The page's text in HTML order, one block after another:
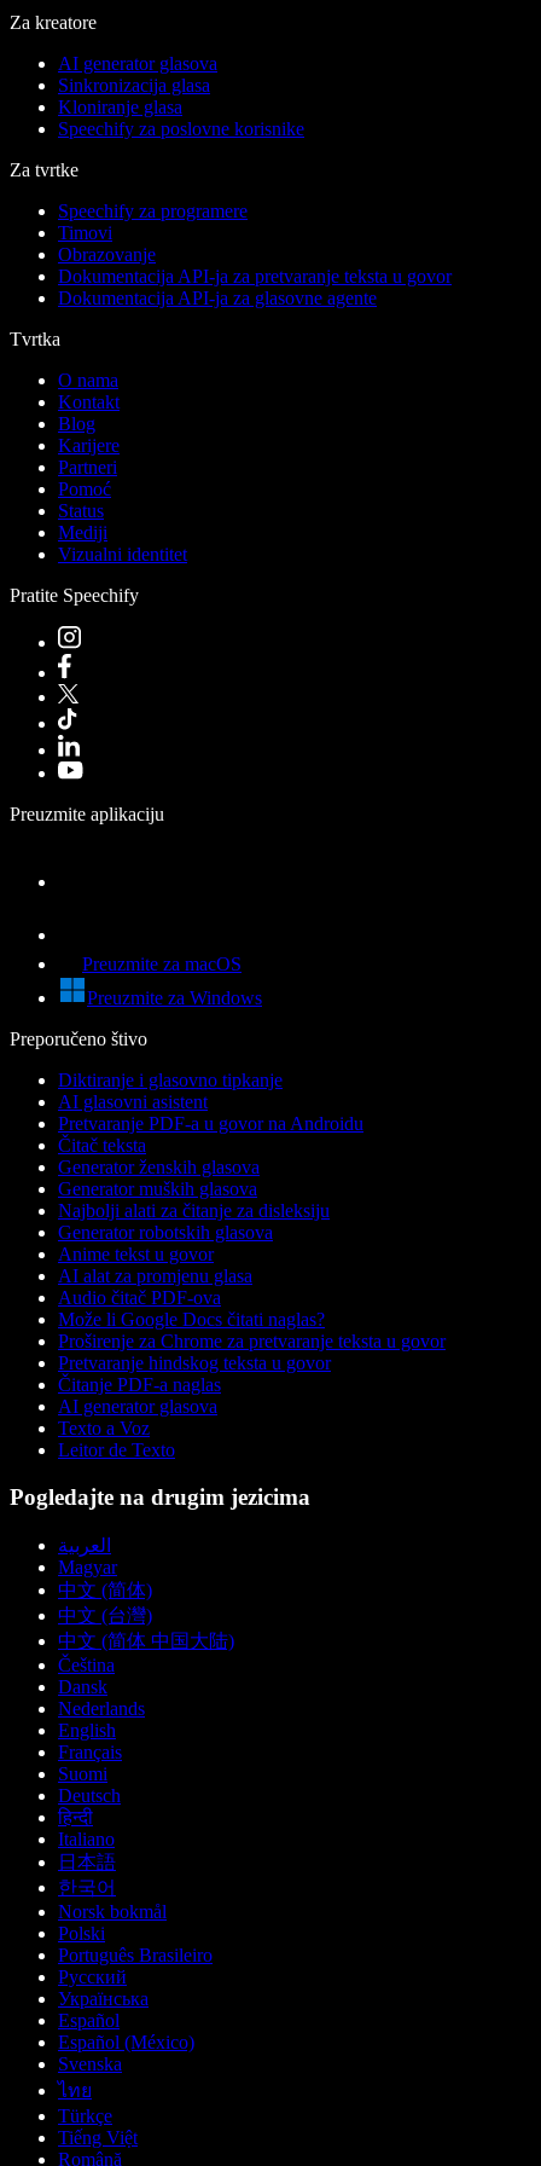
Za kreatore
AI generator glasova
Sinkronizacija glasa
Kloniranje glasa
Speechify za poslovne korisnike
Za tvrtke
Speechify za programere
Timovi
Obrazovanje
Dokumentacija API-ja za pretvaranje teksta u govor
Dokumentacija API-ja za glasovne agente
Tvrtka
O nama
Kontakt
Blog
Karijere
Partneri
Pomoć
Status
Mediji
Vizualni identitet
Pratite Speechify
Preuzmite aplikaciju
Preuzmite za macOS
Preuzmite za Windows
Preporučeno štivo
Diktiranje i glasovno tipkanje
AI glasovni asistent
Pretvaranje PDF-a u govor na Androidu
Čitač teksta
Generator ženskih glasova
Generator muških glasova
Najbolji alati za čitanje za disleksiju
Generator robotskih glasova
Anime tekst u govor
AI alat za promjenu glasa
Audio čitač PDF-ova
Može li Google Docs čitati naglas?
Proširenje za Chrome za pretvaranje teksta u govor
Pretvaranje hindskog teksta u govor
Čitanje PDF-a naglas
AI generator glasova
Texto a Voz
Leitor de Texto
Pogledajte na drugim jezicima
العربية
Magyar
中文 (简体)
中文 (台灣)
中文 (简体 中国大陆)
Čeština
Dansk
Nederlands
English
Français
Suomi
Deutsch
हिन्दी
Italiano
日本語
한국어
Norsk bokmål
Polski
Português Brasileiro
Русский
Українська
Español
Español (México)
Svenska
ไทย
Türkçe
Tiếng Việt
Română